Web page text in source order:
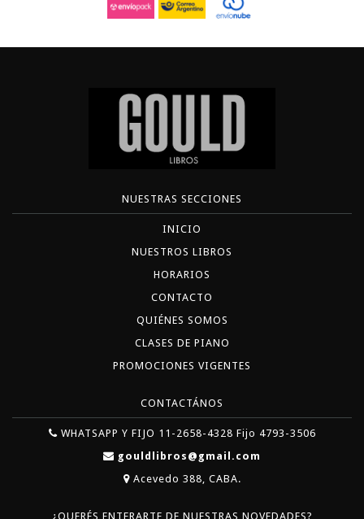
NUESTRAS SECCIONES
INICIO
NUESTROS LIBROS
HORARIOS
CONTACTO
QUIÉNES SOMOS
CLASES DE PIANO
PROMOCIONES VIGENTES
CONTACTÁNOS
WHATSAPP Y FIJO 11-2658-4328 Fijo 4793-3506
gouldlibros@gmail.com
Acevedo 388, CABA.
¿QUERÉS ENTERARTE DE NUESTRAS NOVEDADES?